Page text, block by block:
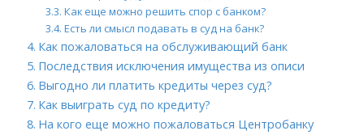
Как еще можно решить спор с банком?
Есть ли смысл подавать в суд на банк?
Как пожаловаться на обслуживающий банк
Последствия исключения имущества из описи
Выгодно ли платить кредиты через суд?
Как выиграть суд по кредиту?
На кого еще можно пожаловаться Центробанку